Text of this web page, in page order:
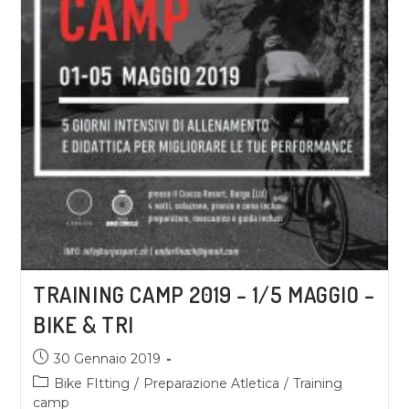
TRAINING CAMP 2019 – 1/5 MAGGIO –
BIKE & TRI
30 Gennaio 2019
Bike FItting / Preparazione Atletica / Training
camp